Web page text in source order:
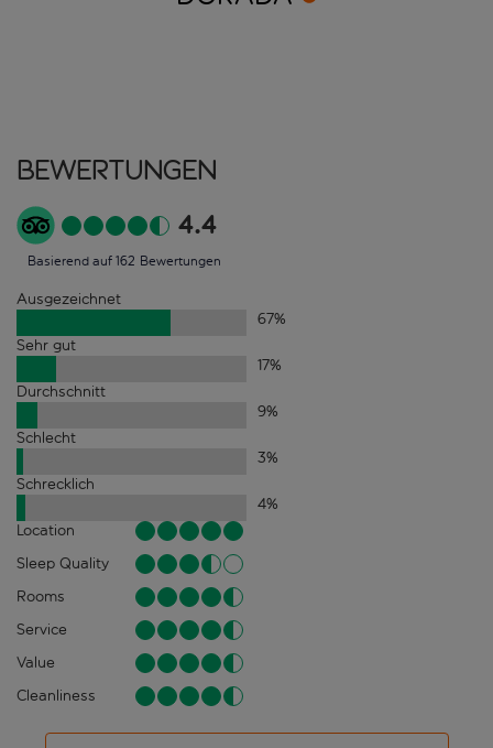
Bewertungen
4.4
Basierend auf 162 Bewertungen
Ausgezeichnet
67%
Sehr gut
17%
Durchschnitt
9%
Schlecht
3%
Schrecklich
4%
Location
Sleep Quality
Rooms
Service
Value
Cleanliness